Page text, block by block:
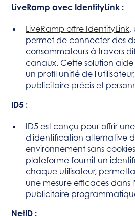
LiveRamp avec IdentityLink :
LiveRamp offre IdentityLink,
permet de connecter des
consommateurs à travers
canaux. Cette solution
un profil unifié de
publicitaire précis et
ID5 :
ID5 est conçu pour offrir
d'identification alternative
environnement sans
plateforme fournit un
chaque utilisateur,
une mesure efficaces dans
publicitaire
NetID :